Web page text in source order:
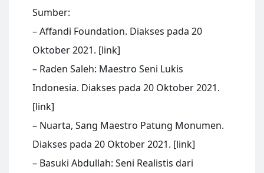
Sumber:
– Affandi Foundation. Diakses pada 20
Oktober 2021. [link]
– Raden Saleh: Maestro Seni Lukis
Indonesia. Diakses pada 20 Oktober 2021.
[link]
– Nuarta, Sang Maestro Patung Monumen.
Diakses pada 20 Oktober 2021. [link]
– Basuki Abdullah: Seni Realistis dari